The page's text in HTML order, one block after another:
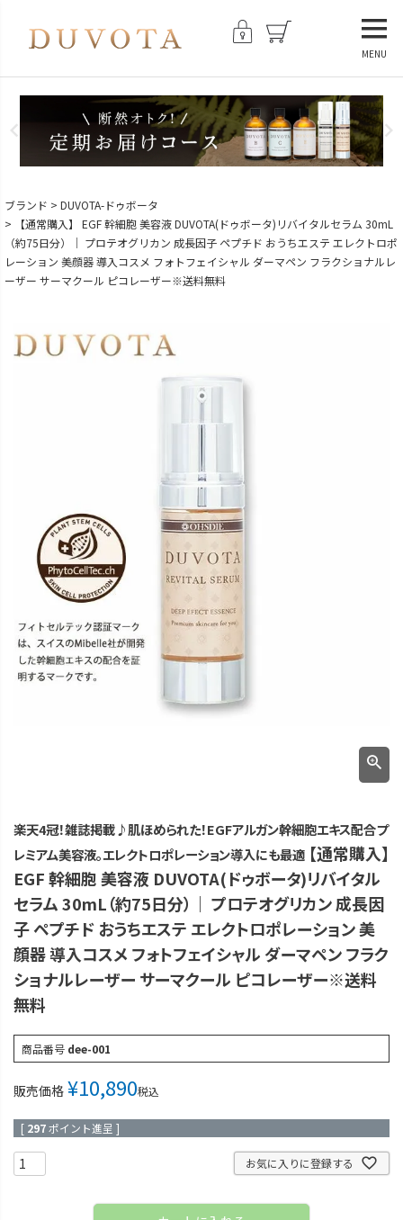
MENU
ブランド
DUVOTA-ドゥボータ
【通常購入】 EGF 幹細胞 美容液 DUVOTA(ドゥボータ)リバイタルセラム 30mL
（約75日分）｜ プロテオグリカン 成長因子 ペプチド おうちエステ エレクトロポ
レーション 美顔器 導入コスメ フォトフェイシャル ダーマペン フラクショナルレ
ーザー サーマクール ピコレーザー※送料無料
楽天4冠！雑誌掲載♪肌ほめられた！EGFアルガン幹細胞エキス配合プ
レミアム美容液。エレクトロポレーション導入にも最適 【通常購入】
EGF 幹細胞 美容液 DUVOTA(ドゥボータ)リバイタル
セラム 30mL（約75日分）｜ プロテオグリカン 成長因
子 ペプチド おうちエステ エレクトロポレーション 美
顔器 導入コスメ フォトフェイシャル ダーマペン フラク
ショナルレーザー サーマクール ピコレーザー※送料
無料
商品番号 dee-001
販売価格 ¥10,890税込
[ 297ポイント進呈 ]
お気に入りに登録する